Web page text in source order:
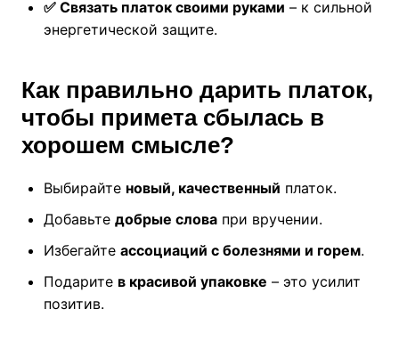
✅ Связать платок своими руками – к сильной
энергетической защите.
Как правильно дарить платок,
чтобы примета сбылась в
хорошем смысле?
Выбирайте новый, качественный платок.
Добавьте добрые словапри вручении.
Избегайте ассоциаций с болезнями и горем.
Подарите в красивой упаковке – это усилит
позитив.